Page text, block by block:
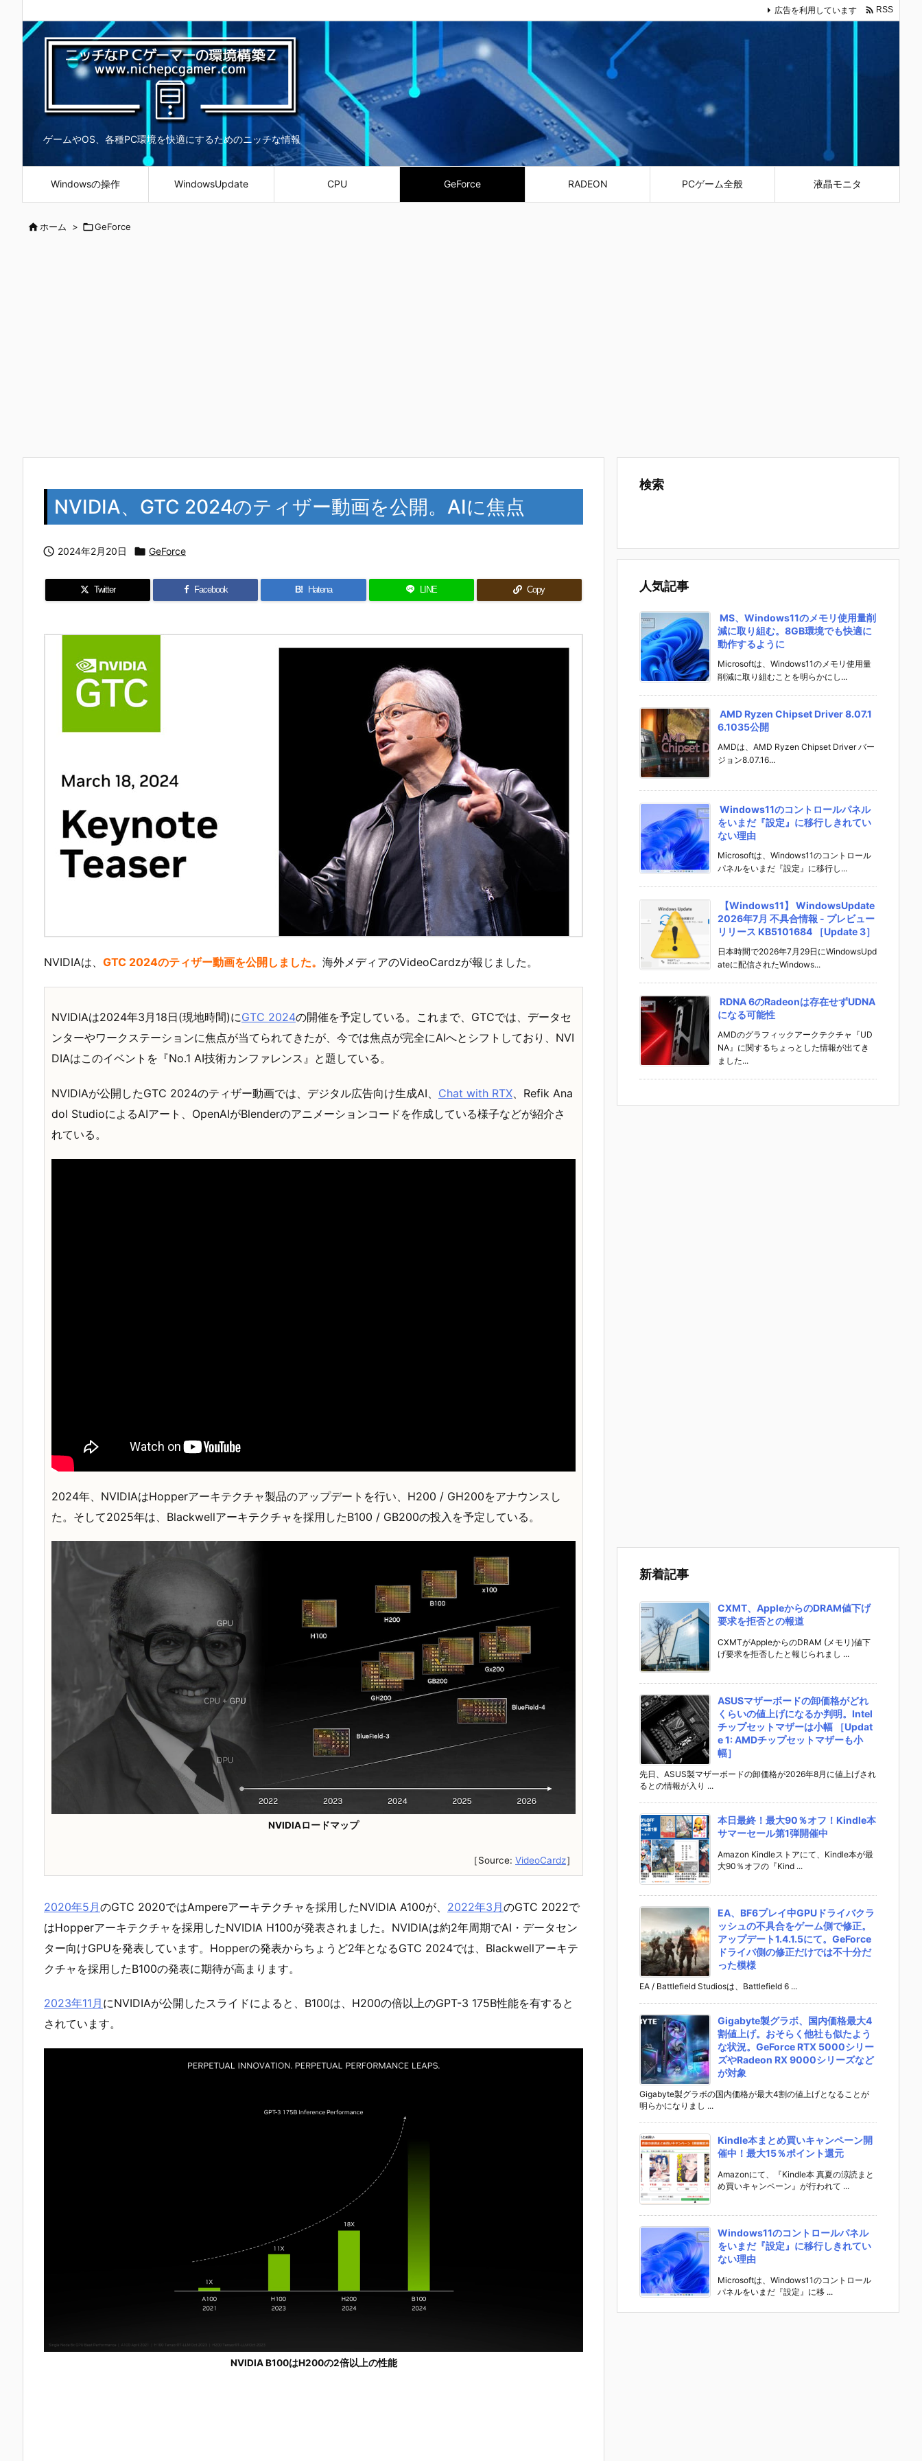
ゲームやOS、各種PC環境を快適にするためのニッチな情報
Windowsの操作 WindowsUpdate CPU GeForce RADEON PCゲーム全般 液晶モニタ
広告を利用しています  RSS
ホーム > GeForce
NVIDIA、GTC 2024のティザー動画を公開。AIに焦点
 2024年2月20日  GeForce
Twitter Facebook B! Hatena LINE Copy
NVIDIAは、 GTC 2024のティザー動画を公開しました。 海外メディアのVideoCardzが報じました。
NVIDIAは2024年3月18日(現地時間)にGTC 2024の開催を予定している。これまで、GTCでは、データセ
ンターやワークステーションに焦点が当てられてきたが、今では焦点が完全にAIへとシフトしており、NVI
DIAはこのイベントを『No.1 AI技術カンファレンス』と題している。
NVIDIAが公開したGTC 2024のティザー動画では、デジタル広告向け生成AI、 Chat with RTX、Refik Ana
dol StudioによるAIアート、OpenAIがBlenderのアニメーションコードを作成している様子などが紹介さ
れている。
2024年、NVIDIAはHopperアーキテクチャ製品のアップデートを行い、H200 / GH200をアナウンスし
た。そして2025年は、Blackwellアーキテクチャを採用したB100 / GB200の投入を予定している。
NVIDIAロードマップ
［Source: VideoCardz］
2020年5月のGTC 2020ではAmpereアーキテクチャを採用したNVIDIA A100が、 2022年3月のGTC 2022で
はHopperアーキテクチャを採用したNVIDIA H100が発表されました。NVIDIAは約2年周期でAI・データセン
ター向けGPUを発表しています。Hopperの発表からちょうど2年となるGTC 2024では、Blackwellアーキテ
クチャを採用したB100の発表に期待が高まります。
2023年11月 にNVIDIAが公開したスライドによると、B100は、H200の倍以上のGPT-3 175B性能を有すると
されています。
NVIDIA B100はH200の2倍以上の性能
検索
人気記事
MS、Windows11のメモリ使用量削
減に取り組む。8GB環境でも快適に
動作するように
Microsoftは、Windows11のメモリ使用量
削減に取り組むことを明らかにし...
AMD Ryzen Chipset Driver 8.07.1
6.1035公開
AMDは、AMD Ryzen Chipset Driver バー
ジョン8.07.16...
Windows11のコントロールパネル
をいまだ『設定』に移行しきれてい
ない理由
Microsoftは、Windows11のコントロール
パネルをいまだ『設定』に移行し...
【Windows11】 WindowsUpdate
2026年7月 不具合情報 - プレビュー
リリース KB5101684 ［Update 3］
日本時間で2026年7月29日にWindowsUpd
ateに配信されたWindows...
RDNA 6のRadeonは存在せずUDNA
になる可能性
AMDのグラフィックアークテクチャ『UD
NA』に関するちょっとした情報が出てき
ました...
新着記事
CXMT、AppleからのDRAM値下げ
要求を拒否との報道
CXMTがAppleからのDRAM (メモリ)値下
げ要求を拒否したと報じられまし ...
ASUSマザーボードの卸価格がどれ
くらいの値上げになるか判明。Intel
チップセットマザーは小幅 ［Updat
e 1: AMDチップセットマザーも小
幅］
先日、ASUS製マザーボードの卸価格が2026年8月に値上げされ
るとの情報が入り ...
本日最終！最大90％オフ！Kindle本
サマーセール第1弾開催中
Amazon Kindleストアにて、Kindle本が最
大90％オフの『Kind ...
EA、BF6プレイ中GPUドライバクラ
ッシュの不具合をゲーム側で修正。
アップデート1.4.1.5にて。GeForce
ドライバ側の修正だけでは不十分だ
った模様
EA / Battlefield Studiosは、Battlefield 6 ...
Gigabyte製グラボ、国内価格最大4
割値上げ。おそらく他社も似たよう
な状況。GeForce RTX 5000シリー
ズやRadeon RX 9000シリーズなど
が対象
Gigabyte製グラボの国内価格が最大4割の値上げとなることが
明らかになりまし ...
Kindle本まとめ買いキャンペーン開
催中！最大15％ポイント還元
Amazonにて、『Kindle本 真夏の涼読まと
め買いキャンペーン』が行われて ...
Windows11のコントロールパネル
をいまだ『設定』に移行しきれてい
ない理由
Microsoftは、Windows11のコントロール
パネルをいまだ『設定』に移 ...